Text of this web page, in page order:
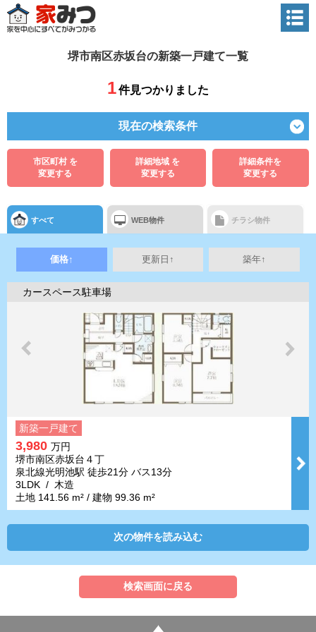
堺市南区赤坂台の新築一戸建て一覧
1件見つかりました
現在の検索条件
市区町村 を
変更する
詳細地域 を
変更する
詳細条件を
変更する
すべて WEB物件 チラシ物件
価格↑ 更新日↑ 築年↑
カースペース駐車場
新築一戸建て
3,980 万円
堺市南区赤坂台４丁
泉北線光明池駅 徒歩21分 バス13分
3LDK / 木造
土地 141.56 m² / 建物 99.36 m²
次の物件を読み込む
検索画面に戻る